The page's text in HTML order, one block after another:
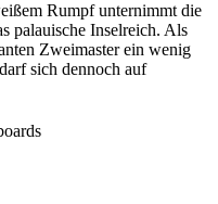
Rumpf unternimmt die
palauische Inselreich. Als
Zweimaster ein wenig
sich dennoch auf